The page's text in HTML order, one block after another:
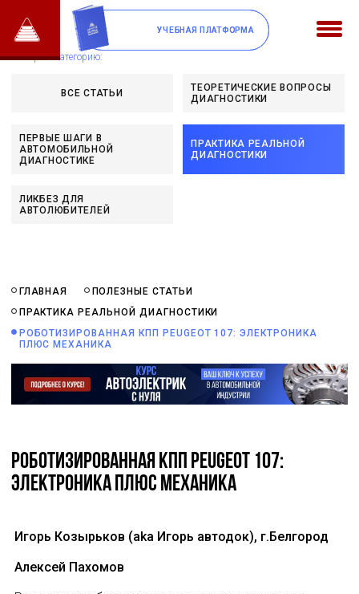
УЧЕБНАЯ ПЛАТФОРМА
УЧЕБНАЯ ПЛАТФОРМА
Выберите категорию:
ВСЕ СТАТЬИ
ТЕОРЕТИЧЕСКИЕ ВОПРОСЫ
ДИАГНОСТИКИ
ПЕРВЫЕ ШАГИ В
АВТОМОБИЛЬНОЙ
ДИАГНОСТИКЕ
ПРАКТИКА РЕАЛЬНОЙ
ДИАГНОСТИКИ
ЛИКБЕЗ ДЛЯ
АВТОЛЮБИТЕЛЕЙ
ГЛАВНАЯ
ПОЛЕЗНЫЕ СТАТЬИ
ПРАКТИКА РЕАЛЬНОЙ ДИАГНОСТИКИ
РОБОТИЗИРОВАННАЯ КПП PEUGEOT 107: ЭЛЕКТРОНИКА
ПЛЮС МЕХАНИКА
Роботизированная КПП PEUGEOT 107:
Электроника плюс механика
Игорь Козырьков (aka Игорь автодок), г.Белгород
Алексей Пахомов